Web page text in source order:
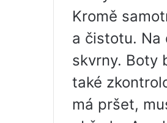
Kromě
a čistotu. Na
skvrny. Boty
také
má pršet,